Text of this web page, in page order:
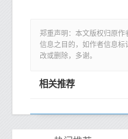
郑重声明：本文版权归原作
信息之目的，如作者信息
改或删除，多谢。
相关推荐